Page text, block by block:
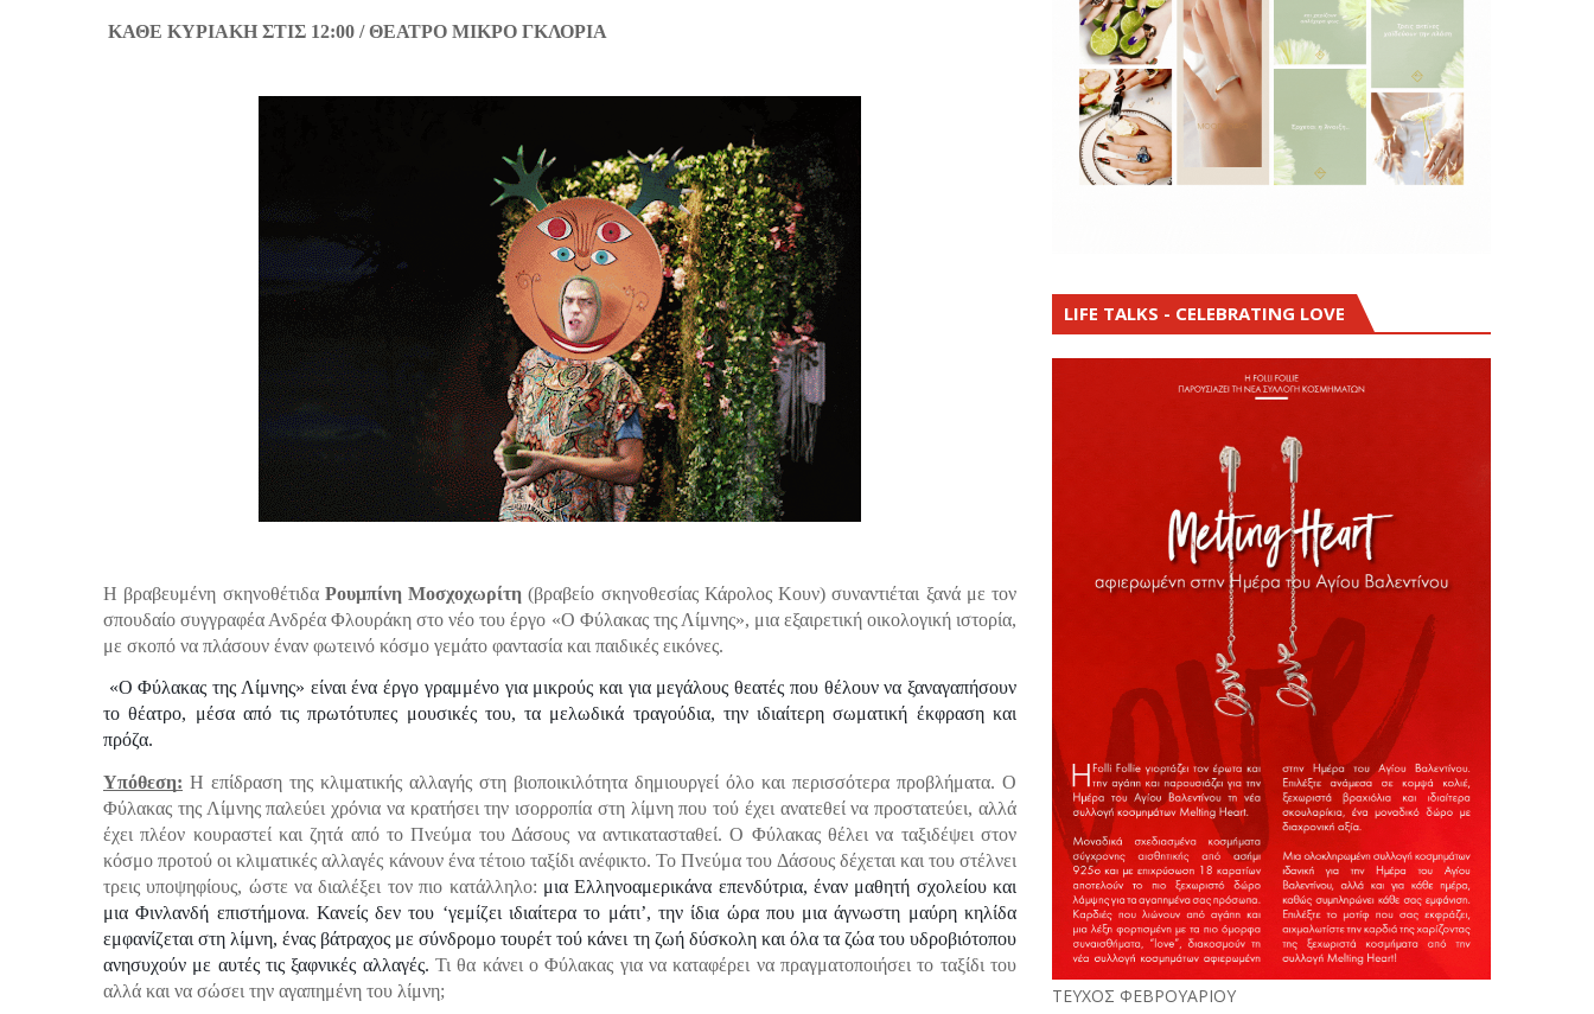
ΚΑΘΕ ΚΥΡΙΑΚΗ ΣΤΙΣ 12:00 /ΘΕΑΤΡΟ ΜΙΚΡΟ ΓΚΛΟΡΙΑ
Η βραβευμένη σκηνοθέτιδα Ρουμπίνη Μοσχοχωρίτη (βραβείο σκηνοθεσίας Κάρολος Κουν) συναντιέται ξανά με τον
σπουδαίο συγγραφέα Ανδρέα Φλουράκη στο νέο του έργο «Ο Φύλακας της Λίμνης», μια εξαιρετική οικολογική ιστορία,
με σκοπό να πλάσουν έναν φωτεινό κόσμο γεμάτο φαντασία και παιδικές εικόνες.
«Ο Φύλακας της Λίμνης» είναι ένα έργο γραμμένο για μικρούς και για μεγάλους θεατές που θέλουν να ξαναγαπήσουν
το θέατρο, μέσα από τις πρωτότυπες μουσικές του, τα μελωδικά τραγούδια, την ιδιαίτερη σωματική έκφραση και
πρόζα.
Υπόθεση: Η επίδραση της κλιματικής αλλαγής στη βιοποικιλότητα δημιουργεί όλο και περισσότερα προβλήματα. Ο
Φύλακας της Λίμνης παλεύει χρόνια να κρατήσει την ισορροπία στη λίμνη που τού έχει ανατεθεί να προστατεύει, αλλά
έχει πλέον κουραστεί και ζητά από το Πνεύμα του Δάσους να αντικατασταθεί. Ο Φύλακας θέλει να ταξιδέψει στον
κόσμο προτού οι κλιματικές αλλαγές κάνουν ένα τέτοιο ταξίδι ανέφικτο. Το Πνεύμα του Δάσους δέχεται και του στέλνει
τρεις υποψηφίους, ώστε να διαλέξει τον πιο κατάλληλο: μια Ελληνοαμερικάνα επενδύτρια, έναν μαθητή σχολείου και
μια Φινλανδή επιστήμονα. Κανείς δεν του ‘γεμίζει ιδιαίτερα το μάτι’, την ίδια ώρα που μια άγνωστη μαύρη κηλίδα
εμφανίζεται στη λίμνη, ένας βάτραχος με σύνδρομο τουρέτ τού κάνει τη ζωή δύσκολη και όλα τα ζώα του υδροβιότοπου
ανησυχούν με αυτές τις ξαφνικές αλλαγές. Τι θα κάνει ο Φύλακας για να καταφέρει να πραγματοποιήσει το ταξίδι του
αλλά και να σώσει την αγαπημένη του λίμνη;
LIFE TALKS - CELEBRATING LOVE
ΤΕΥΧΟΣ ΦΕΒΡΟΥΑΡΙΟΥ